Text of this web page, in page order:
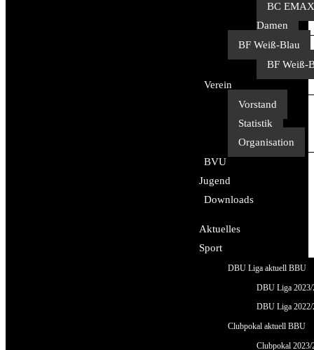
BC EMAX
Damen
BF Weiß-Blau
BF Weiß-
Verein
Vorstand
Statistik
Organisation
BVU
Jugend
Downloads
Aktuelles
Sport
DBU Liga aktuell BBU
DBU Liga 2023/
DBU Liga 2022/
Clubpokal aktuell BBU
Clubpokal 2023/